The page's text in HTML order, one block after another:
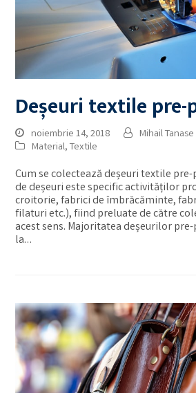
Deșeuri textile
noiembrie 14, 2018
Mihail Tanase
Material,Textile
Cum se colectează deșeuri textile
de deșeuri este specific activităților
croitorie, fabrici de îmbrăcăminte,
filaturi etc.), fiind preluate de către
acest sens. Majoritatea deșeurilor
la…